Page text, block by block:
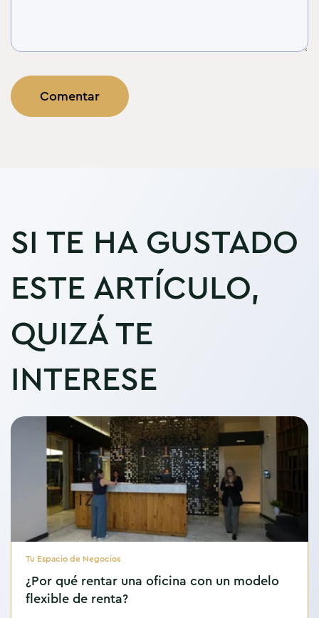
SI TE HA GUSTADO
ESTE ARTÍCULO,
QUIZÁ TE
INTERESE
Tu Espacio de Negocios
¿Por qué rentar una oficina con un modelo
flexible de renta?